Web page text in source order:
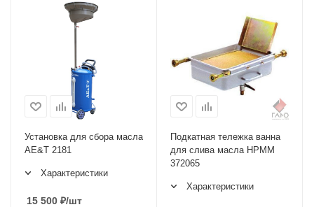
Установка для сбора масла
AE&T 2181
Характеристики
15 500 ₽/шт
Подкатная тележка ванна
для слива масла HPMM
372065
Характеристики